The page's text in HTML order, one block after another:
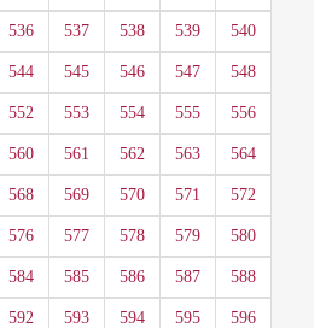
536 537 538 539 540
544 545 546 547 548
552 553 554 555 556
560 561 562 563 564
568 569 570 571 572
576 577 578 579 580
584 585 586 587 588
592 593 594 595 596